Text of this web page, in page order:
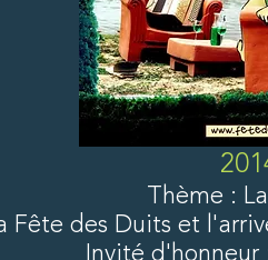
Thème :
Fête des Duits et
Invité